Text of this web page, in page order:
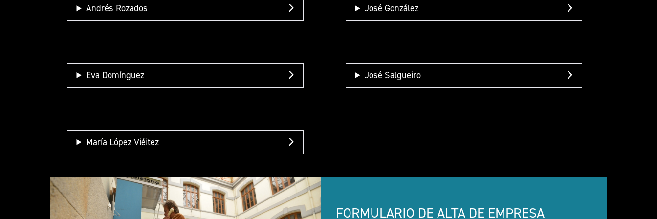
Andrés Rozados José González
Eva Domínguez José Salgueiro
María López Viéitez
FORMULARIO DE ALTA DE EMPRESA